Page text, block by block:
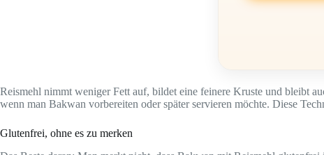
Reismehl nimmt weniger Fett auf, bildet eine feinere Kruste und bleibt
wenn man Bakwan vorbereiten oder später servieren möchte. Diese
Glutenfrei, ohne es zu merken